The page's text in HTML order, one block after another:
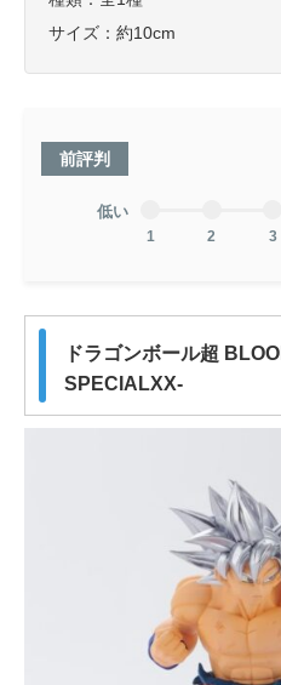
サイズ：約10cm
前評判
低い
1 2 3
ドラゴンボール超
SPECIALXX-